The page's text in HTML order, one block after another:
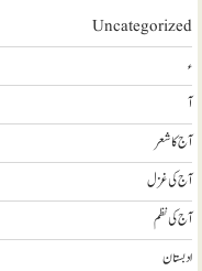
Uncategorized
ء
آ
آج کا شعر
آج کی غزل
آج کی نظم
ادبستان